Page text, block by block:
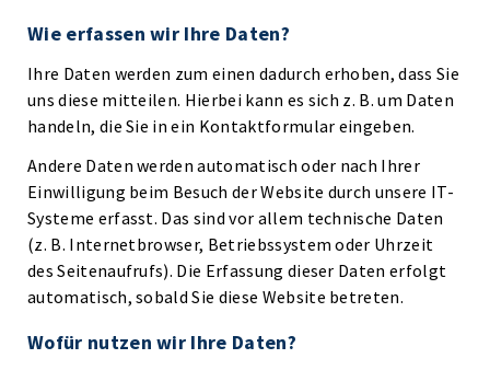
Wie erfassen wir Ihre Daten?
Ihre Daten werden zum einen dadurch erhoben, dass Sie
uns diese mitteilen. Hierbei kann es sich z. B. um Daten
handeln, die Sie in ein Kontaktformular eingeben.
Andere Daten werden automatisch oder nach Ihrer
Einwilligung beim Besuch der Website durch unsere IT-
Systeme erfasst. Das sind vor allem technische Daten
(z. B. Internetbrowser, Betriebssystem oder Uhrzeit
des Seitenaufrufs). Die Erfassung dieser Daten erfolgt
automatisch, sobald Sie diese Website betreten.
Wofür nutzen wir Ihre Daten?